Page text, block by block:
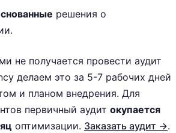
решения о
не получается провести аудит
делаем это за 5-7 рабочих дней
и планом внедрения. Для
первичный аудит окупается
оптимизации. Заказать аудит →.